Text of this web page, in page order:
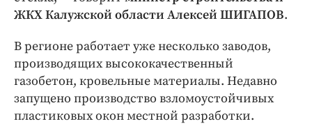
ЖКХ Калужской области Алексей ШИГАПОВ.
В регионе работает уже несколько заводов,
производящих высококачественный
газобетон, кровельные материалы. Недавно
запущено производство взломоустойчивых
пластиковых окон местной разработки.